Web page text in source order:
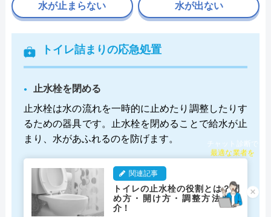
トイレ詰まりの応急処置
止水栓を閉める
止水栓は水の流れを一時的に止めたり調整したりす
るための器具です。止水栓を閉めることで給水が止
まり、水があふれるのを防げます。
関連記事
トイレの止水栓の役割とは？閉
め方・開け方・調整方法を紹
介！
水が止まらない 水が出ない
×
チャット診断で
最適な業者を